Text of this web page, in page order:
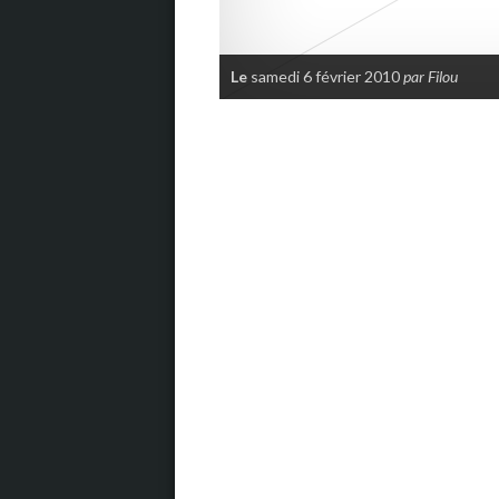
Le samedi 6 février 2010par Filou